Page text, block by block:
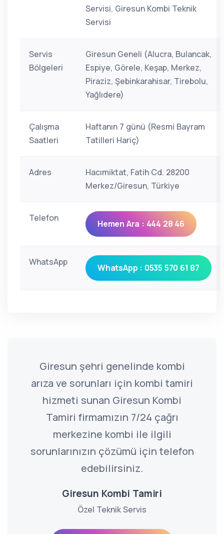
Servisi, Giresun Kombi Teknik
Servisi
Servis
Bölgeleri
Giresun Geneli (Alucra, Bulancak,
Espiye, Görele, Keşap, Merkez,
Piraziz, Şebinkarahisar, Tirebolu,
Yağlıdere)
Çalışma
Saatleri
Haftanın 7 günü (Resmi Bayram
Tatilleri Hariç)
Adres
Hacımiktat, Fatih Cd. 28200
Merkez/Giresun, Türkiye
Telefon
Hemen Ara : 444 28 46
WhatsApp
WhatsApp : 0535 570 61 87
Giresun şehri genelinde kombi
arıza ve sorunları için kombi tamiri
hizmeti sunan Giresun Kombi
Tamiri firmamızın 7/24 çağrı
merkezine kombi ile ilgili
sorunlarınızın çözümü için telefon
edebilirsiniz.
Giresun Kombi Tamiri
Özel Teknik Servis